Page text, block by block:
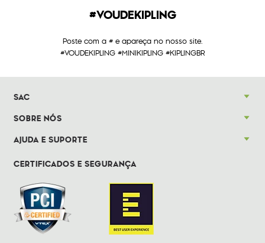
#VOUDEKIPLING
Poste com a # e apareça no nosso site.
#VOUDEKIPLING #MINIKIPLING #KIPLINGBR
SAC
SOBRE NÓS
AJUDA E SUPORTE
CERTIFICADOS E SEGURANÇA